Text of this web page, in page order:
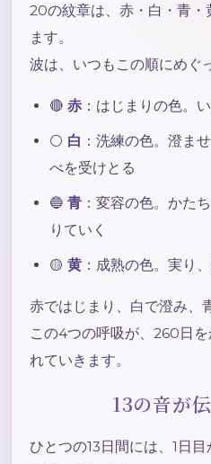
20の紋章は、赤・白・青
ます。
波は、いつもこの順にめぐ
🔴 赤 ：はじまりの色。
⚪ 白 ：洗練の色。澄ま
べを受けとる
🔵 青 ：変容の色。かた
りていく
🟡 黄 ：成熟の色。実り
赤ではじまり、白で澄み、
この4つの呼吸が、260日
れていきます。
13の音が
ひとつの13日間には、1日